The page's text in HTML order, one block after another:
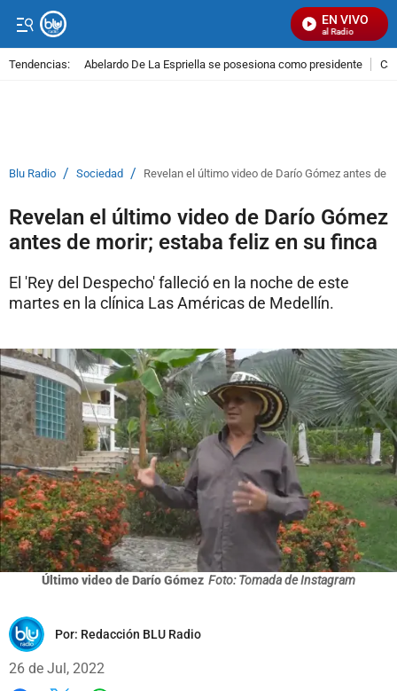
EN VIVO
Señal Visual Radio
Tendencias: Abelardo De La Espriella se posesiona como presidente
Blu Radio / Sociedad / Revelan el último video de Darío Gómez antes de
Revelan el último video de Darío Gómez
antes de morir; estaba feliz en su finca
El 'Rey del Despecho' falleció en la noche de este
martes en la clínica Las Américas de Medellín.
Último video de Darío Gómez Foto: Tomada de Instagram
Por: Redacción BLU Radio
26 de Jul, 2022